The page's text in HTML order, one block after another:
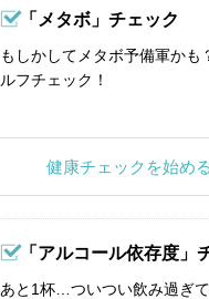
「メタボ」チェック
もしかしてメタボ予備軍かも
ルフチェック！
健康チェックを始める
「アルコール依存度」
あと1杯…ついつい飲み過ぎ